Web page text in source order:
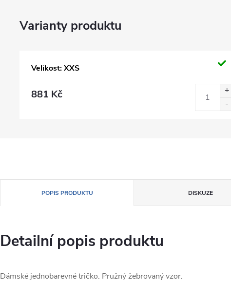
Velikost: XXS
881 Kč
POPIS PRODUKTU DISKUZE
Detailní popis produktu
Dámské jednobarevné tričko. Pružný žebrovaný vzor.